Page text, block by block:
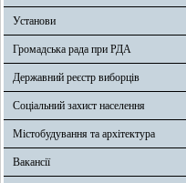
Установи
Громадська рада при РДА
Державний реєстр виборців
Соціальний захист населення
Містобудування та архітектура
Вакансії